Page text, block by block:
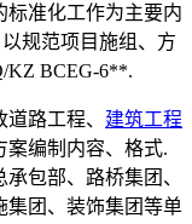
标准化工作为主要内
规范项目施组、方
KZ BCEG-6**.
路工程、 建筑工程
案编制内容、格式.
包部、路桥集团、
集团、装饰集团等单